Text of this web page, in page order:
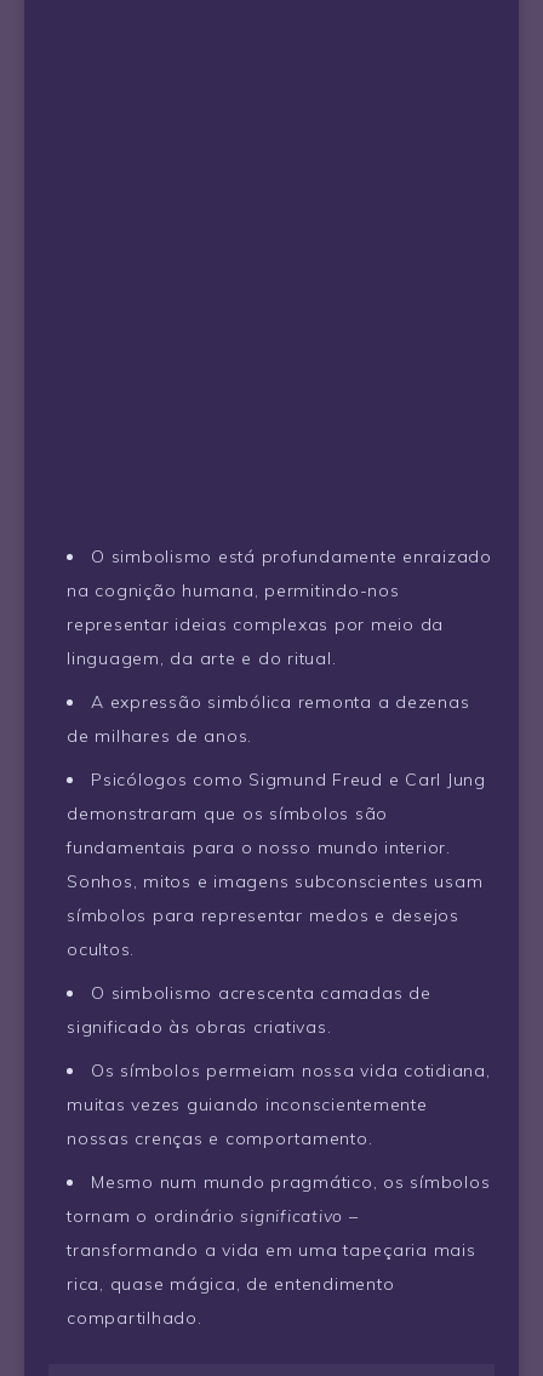
O simbolismo está profundamente enraizado
na cognição humana, permitindo-nos
representar ideias complexas por meio da
linguagem, da arte e do ritual.
A expressão simbólica remonta a dezenas
de milhares de anos.
Psicólogos como Sigmund Freud e Carl Jung
demonstraram que os símbolos são
fundamentais para o nosso mundo interior.
Sonhos, mitos e imagens subconscientes usam
símbolos para representar medos e desejos
ocultos.
O simbolismo acrescenta camadas de
significado às obras criativas.
Os símbolos permeiam nossa vida cotidiana,
muitas vezes guiando inconscientemente
nossas crenças e comportamento.
Mesmo num mundo pragmático, os símbolos
tornam o ordináriosignificativo –
transformando a vida em uma tapeçaria mais
rica, quase mágica, de entendimento
compartilhado.